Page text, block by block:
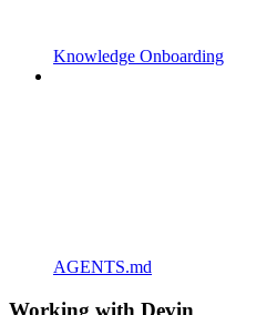
Knowledge Onboarding
AGENTS.md
Working with Devin